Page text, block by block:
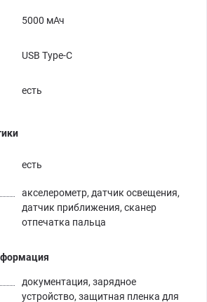
5000 мАч
USB Type-C
есть
есть
акселерометр, датчик освещения,
датчик приближения, сканер
отпечатка пальца
документация, зарядное
устройство, защитная пленка для